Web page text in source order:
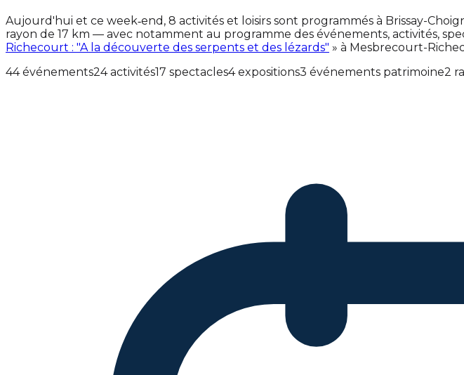
Aujourd'hui et ce week‑end, 8 activités et loisirs sont programmés à Brissay-
rayon de 17 km — avec notamment au programme des événements, activités,
Richecourt : "A la découverte des serpents et des lézards" » à Mesbrecourt-
44 événements24 activités17 spectacles4 expositions3 événements patrimoine2